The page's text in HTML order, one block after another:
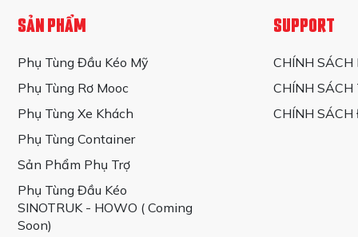
Các loại phuộc
Hệ thống giảm xóc
phần chính là bầu hơi
- Giảm chấn thủy lực:
thủy lực là khả năng
cho hành khách khi di
dòng xe khách cao
SẢN PHẨM
Phụ Tùng Đầu Kéo Mỹ
Phụ Tùng Rơ Mooc
Phụ Tùng Xe Khách
Phụ Tùng Container
Sản Phẩm Phụ Trợ
Phụ Tùng Đầu Kéo
SINOTRUK - HOWO ( Coming
Soon)
SUPPORT
CHÍNH
CHÍNH
CHÍNH